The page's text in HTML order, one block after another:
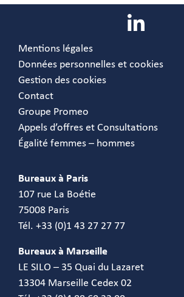
Mentions légales
Données personnelles et cookies
Gestion des cookies
Contact
Groupe Promeo
Appels d’offres et Consultations
Égalité femmes – hommes
Bureaux à Paris
107 rue La Boétie
75008 Paris
Tél. +33 (0)1 43 27 27 77
Bureaux à Marseille
LE SILO – 35 Quai du Lazaret
13304 Marseille Cedex 02